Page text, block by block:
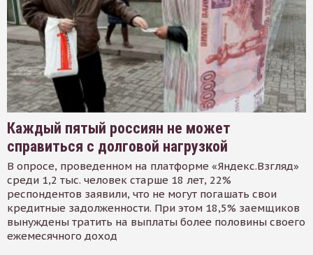
Каждый пятый россиян не может
справиться с долговой нагрузкой
В опросе, проведенном на платформе «Яндекс.Взгляд»
среди 1,2 тыс. человек старше 18 лет, 22%
респондентов заявили, что не могут погашать свои
кредитные задолженности. При этом 18,5% заемщиков
вынуждены тратить на выплаты более половины своего
ежемесячного доход